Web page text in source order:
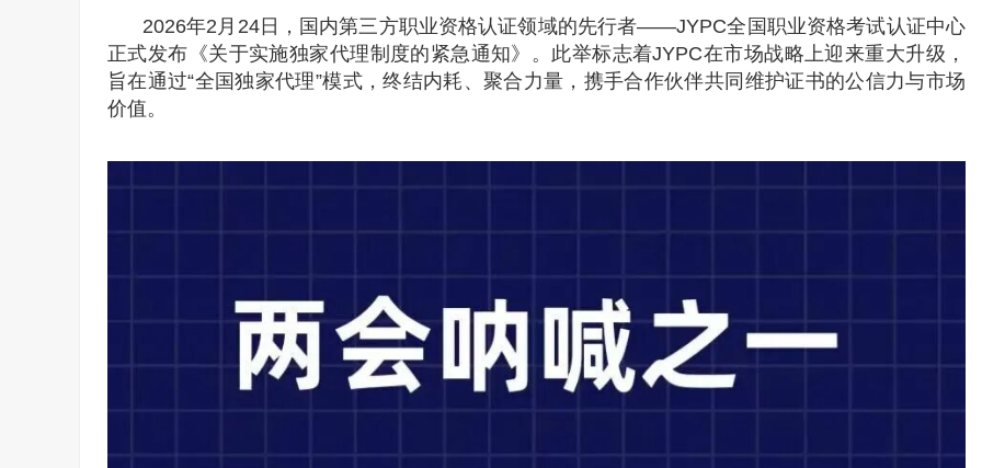
2026年2月24日，国内第三方职业资格认证领域的先行者——JYPC全国职业资格考试认证中心
正式发布《关于实施独家代理制度的紧急通知》。此举标志着JYPC在市场战略上迎来重大升级，
旨在通过“全国独家代理”模式，终结内耗、聚合力量，携手合作伙伴共同维护证书的公信力与市场
价值。